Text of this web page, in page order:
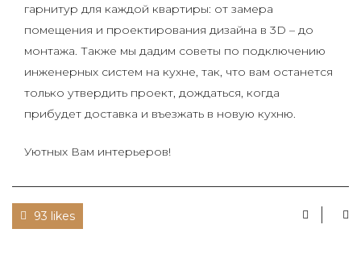
гарнитур для каждой квартиры: от замера
помещения и проектирования дизайна в 3D – до
монтажа. Также мы дадим советы по подключению
инженерных систем на кухне, так, что вам останется
только утвердить проект, дождаться, когда
прибудет доставка и въезжать в новую кухню.
Уютных Вам интерьеров!
93 likes